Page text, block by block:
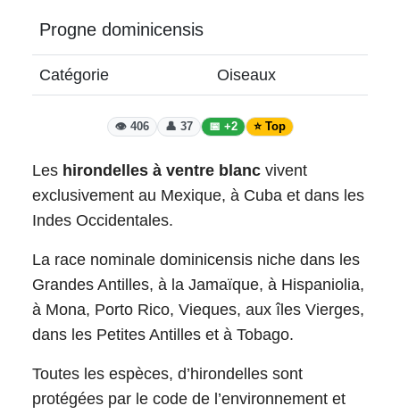
Progne dominicensis
Catégorie Oiseaux
👁️ 406 👤 37 📅 +2 ⭐ Top
Les hirondelles à ventre blanc vivent
exclusivement au Mexique, à Cuba et dans les
Indes Occidentales.
La race nominale dominicensis niche dans les
Grandes Antilles, à la Jamaïque, à Hispaniolia,
à Mona, Porto Rico, Vieques, aux îles Vierges,
dans les Petites Antilles et à Tobago.
Toutes les espèces, d’hirondelles sont
protégées par le code de l’environnement et